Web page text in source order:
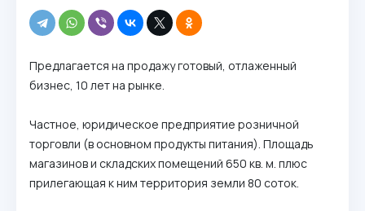
Предлагается на продажу готовый, отлаженный
бизнес, 10 лет на рынке.
Частное, юридическое предприятие розничной
торговли (в основном продукты питания). Площадь
магазинов и складских помещений 650 кв. м. плюс
прилегающая к ним территория земли 80 соток.